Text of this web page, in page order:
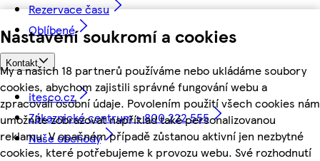
Nastavení soukromí a cookies
My a našich 18 partnerů používáme nebo ukládáme soubory
cookies, abychom zajistili správné fungování webu a
zpracovali osobní údaje. Povolením použití všech cookies nám
umožníte zobrazovat například také personalizovanou
reklamu. V opačném případě zůstanou aktivní jen nezbytné
cookies, které potřebujeme k provozu webu. Své rozhodnutí
Rezervace času
Oblíbené
Kontakt
itesco.cz
Zákaznické centrum - 800 222 555
Naše obchody